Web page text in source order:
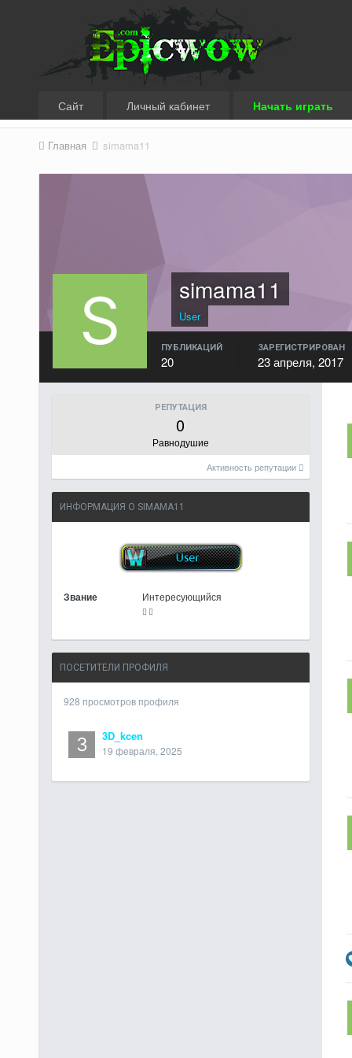
Сайт Личный кабинет Начать играть
Главная simama11
simama11
User
ПУБЛИКАЦИЙ
20
ЗАРЕГИСТРИРОВАН
23 апреля, 2017
РЕПУТАЦИЯ
0
Равнодушие
Активность репутации
ИНФОРМАЦИЯ О SIMAMA11
Звание Интересующийся
ПОСЕТИТЕЛИ ПРОФИЛЯ
928 просмотров профиля
3D_kcen
19 февраля, 2025